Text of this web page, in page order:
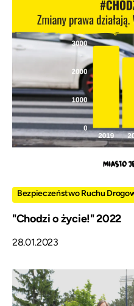
Bezpieczeństwo Ruchu
"Chodzi o życie!" 2022
28.01.2023